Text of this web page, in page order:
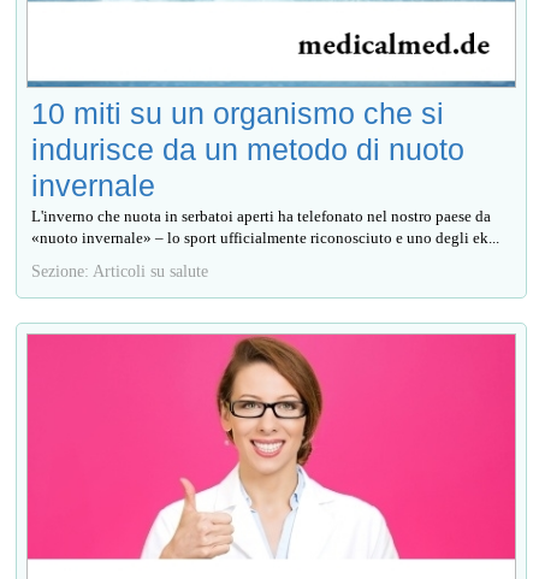
10 miti su un organismo che si
indurisce da un metodo di nuoto
invernale
L'inverno che nuota in serbatoi aperti ha telefonato nel nostro paese da
«nuoto invernale» – lo sport ufficialmente riconosciuto e uno degli ek...
Sezione: Articoli su salute